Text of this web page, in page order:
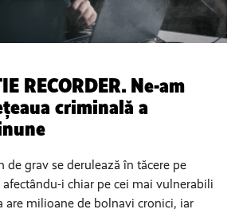
RECORDER. Ne-am
criminală a
de grav se derulează în tăcere pe
i chiar pe cei mai vulnerabili
are milioane de bolnavi cronici, iar